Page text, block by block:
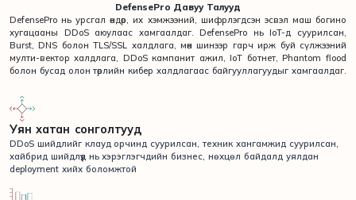
DefensePro Давуу Талууд
DefensePro нь урсгал өндөр, их хэмжээний, шифрлэгдсэн эсвэл маш богино
хугацааны DDoS аюулаас хамгаалдаг. DefensePro нь IoT-д суурилсан,
Burst, DNS болон TLS/SSL халдлага, мөн шинээр гарч ирж буй сүлжээний
мулти-вектор халдлага, DDoS кампанит ажил, IoT ботнет, Phantom flood
болон бусад олон төрлийн кибер халдлагаас байгууллагуудыг хамгаалдаг.
Уян хатан сонголтууд
DDoS шийдлийг клауд орчинд суурилсан, техник хангамжид суурилсан,
хайбрид шийдлүүд нь хэрэглэгчдийн бизнес, нөхцөл байдалд уялдан
deployment хийх боломжтой